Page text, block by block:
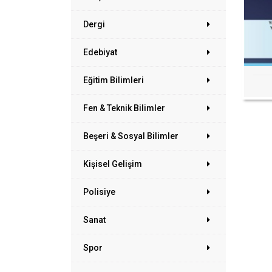
Dergi
Edebiyat
Eğitim Bilimleri
Fen & Teknik Bilimler
Beşeri & Sosyal Bilimler
Kişisel Gelişim
Polisiye
Sanat
Spor